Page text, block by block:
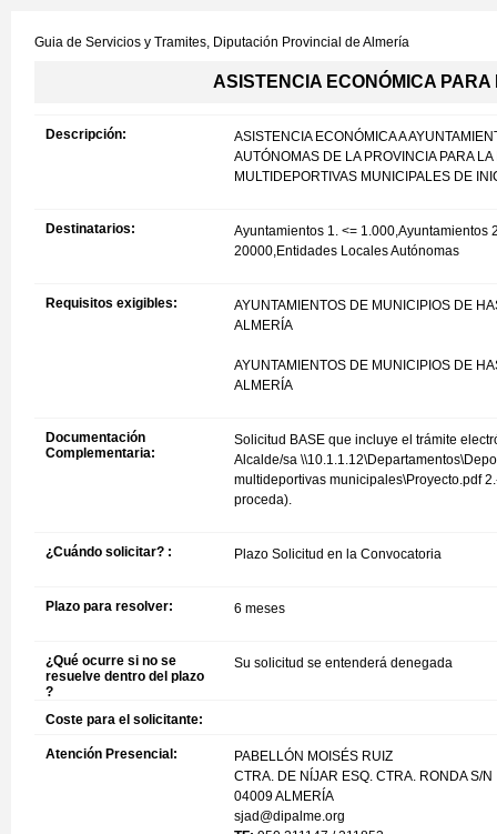
Guia de Servicios y Tramites, Diputación Provincial de Almería
ASISTENCIA ECONÓMICA
Descripción:
ASISTENCIA ECONÓMICA A
AUTÓNOMAS DE LA PROVINCIA PARA
MULTIDEPORTIVAS MUNICIPALES DE
Destinatarios:
Ayuntamientos 1. <= 1.000,Ayuntamientos
20000,Entidades Locales Autónomas
Requisitos exigibles:
AYUNTAMIENTOS DE MUNICIPIOS DE
ALMERÍA
AYUNTAMIENTOS DE MUNICIPIOS DE
ALMERÍA
Documentación
Complementaria:
Solicitud BASE que incluye el trámite
Alcalde/sa
multideportivas municipales\Proyecto.pdf
proceda).
¿Cuándo solicitar? : Plazo Solicitud en la Convocatoria
Plazo para resolver: 6 meses
¿Qué ocurre si no se
resuelve dentro del plazo
?
Su solicitud se entenderá denegada
Coste para el solicitante:
Atención Presencial:
PABELLÓN MOISÉS RUIZ
CTRA. DE NÍJAR ESQ. CTRA. RONDA S/N
04009 ALMERÍA
sjad@dipalme.org